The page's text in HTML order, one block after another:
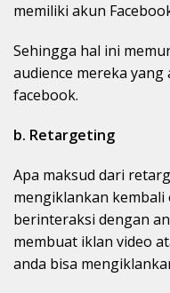
memiliki akun
Sehingga hal ini
audience mereka yang
facebook.
b. Retargeting
Apa maksud dari
mengiklankan
berinteraksi dengan
membuat iklan video
anda bisa